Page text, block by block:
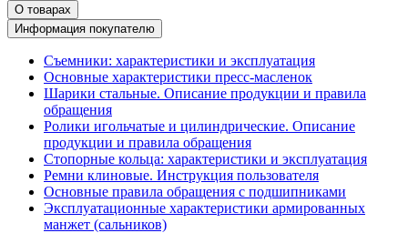
О товарах
Информация покупателю
Съемники: характеристики и эксплуатация
Основные характеристики пресс‑масленок
Шарики стальные. Описание продукции и правила
обращения
Ролики игольчатые и цилиндрические. Описание
продукции и правила обращения
Стопорные кольца: характеристики и эксплуатация
Ремни клиновые. Инструкция пользователя
Основные правила обращения с подшипниками
Эксплуатационные характеристики армированных
манжет (сальников)